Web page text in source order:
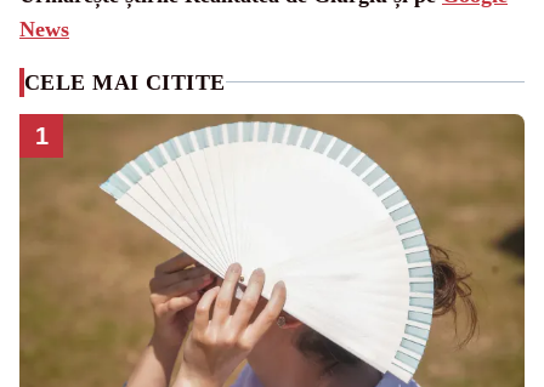
News
CELE MAI CITITE
1